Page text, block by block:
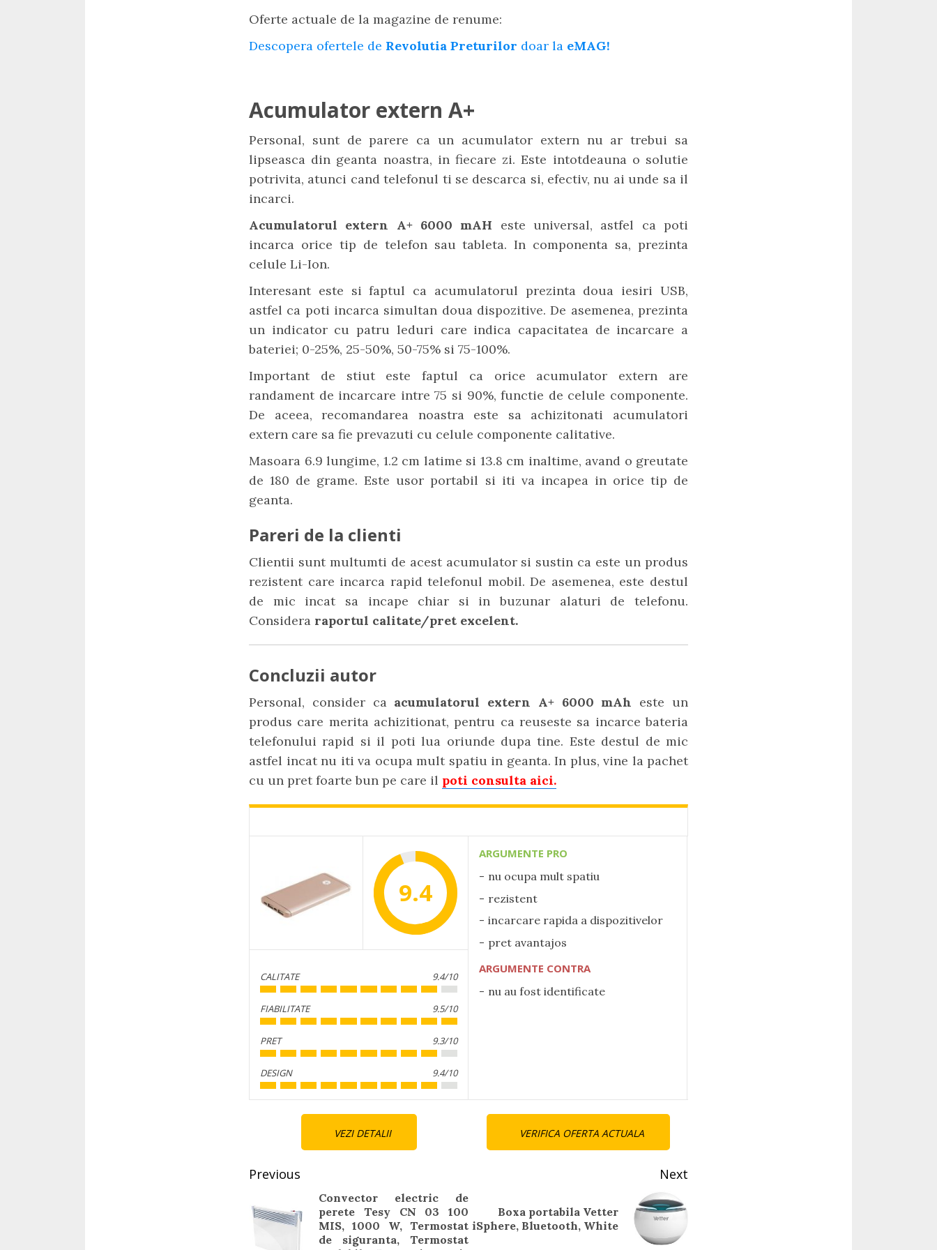
Oferte actuale de la magazine de renume:
Descopera ofertele de Revolutia Preturilor doar la eMAG!
Acumulator extern A+
Personal, sunt de parere ca un acumulator extern nu ar trebui sa
lipseasca din geanta noastra, in fiecare zi. Este intotdeauna o solutie
potrivita, atunci cand telefonul ti se descarca si, efectiv, nu ai unde sa il
incarci.
Acumulatorul extern A+ 6000 mAH este universal, astfel ca poti
incarca orice tip de telefon sau tableta. In componenta sa, prezinta
celule Li-Ion.
Interesant este si faptul ca acumulatorul prezinta doua iesiri USB,
astfel ca poti incarca simultan doua dispozitive. De asemenea, prezinta
un indicator cu patru leduri care indica capacitatea de incarcare a
bateriei; 0-25%, 25-50%, 50-75% si 75-100%.
Important de stiut este faptul ca orice acumulator extern are
randament de incarcare intre 75 si 90%, functie de celule componente.
De aceea, recomandarea noastra este sa achizitonati acumulatori
extern care sa fie prevazuti cu celule componente calitative.
Masoara 6.9 lungime, 1.2 cm latime si 13.8 cm inaltime, avand o greutate
de 180 de grame. Este usor portabil si iti va incapea in orice tip de
geanta.
Pareri de la clienti
Clientii sunt multumti de acest acumulator si sustin ca este un produs
rezistent care incarca rapid telefonul mobil. De asemenea, este destul
de mic incat sa incape chiar si in buzunar alaturi de telefonu.
Considera raportul calitate/pret excelent.
Concluzii autor
Personal, consider ca acumulatorul extern A+ 6000 mAh este un
produs care merita achizitionat, pentru ca reuseste sa incarce bateria
telefonului rapid si il poti lua oriunde dupa tine. Este destul de mic
astfel incat nu iti va ocupa mult spatiu in geanta. In plus, vine la pachet
cu un pret foarte bun pe care il poti consulta aici.
9.4
CALITATE 9.4/10
FIABILITATE 9.5/10
PRET 9.3/10
DESIGN 9.4/10
ARGUMENTE PRO
nu ocupa mult spatiu
rezistent
incarcare rapida a dispozitivelor
pret avantajos
ARGUMENTE CONTRA
nu au fost identificate
VEZI DETALII VERIFICA OFERTA ACTUALA
Continue
Reading
Previous
Previous
Convector electric de
perete Tesy CN 03 100
MIS, 1000 W, Termostat
de siguranta, Termostat
Next
Next
post:
Boxa portabila Vetter
iSphere, Bluetooth, White